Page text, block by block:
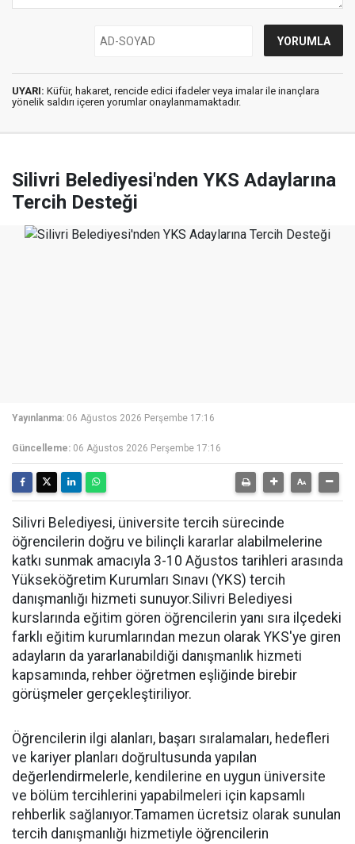
UYARI: Küfür, hakaret, rencide edici ifadeler veya imalar ile inançlara
yönelik saldırı içeren yorumlar onaylanmamaktadır.
Silivri Belediyesi'nden YKS Adaylarına
Tercih Desteği
Yayınlanma: 06 Ağustos 2026 Perşembe 17:16
Güncelleme: 06 Ağustos 2026 Perşembe 17:16
Silivri Belediyesi, üniversite tercih sürecinde
öğrencilerin doğru ve bilinçli kararlar alabilmelerine
katkı sunmak amacıyla 3-10 Ağustos tarihleri arasında
Yükseköğretim Kurumları Sınavı (YKS) tercih
danışmanlığı hizmeti sunuyor.Silivri Belediyesi
kurslarında eğitim gören öğrencilerin yanı sıra ilçedeki
farklı eğitim kurumlarından mezun olarak YKS'ye giren
adayların da yararlanabildiği danışmanlık hizmeti
kapsamında, rehber öğretmen eşliğinde birebir
görüşmeler gerçekleştiriliyor.
Öğrencilerin ilgi alanları, başarı sıralamaları, hedefleri
ve kariyer planları doğrultusunda yapılan
değerlendirmelerle, kendilerine en uygun üniversite
ve bölüm tercihlerini yapabilmeleri için kapsamlı
rehberlik sağlanıyor.Tamamen ücretsiz olarak sunulan
tercih danışmanlığı hizmetiyle öğrencilerin